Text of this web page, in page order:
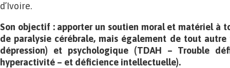
d’Ivoire.
Son objectif : apporter un soutien moral et matériel à
de paralysie cérébrale, mais également de tout
dépression) et psychologique (TDAH – Trouble
hyperactivité – et déficience intellectuelle).